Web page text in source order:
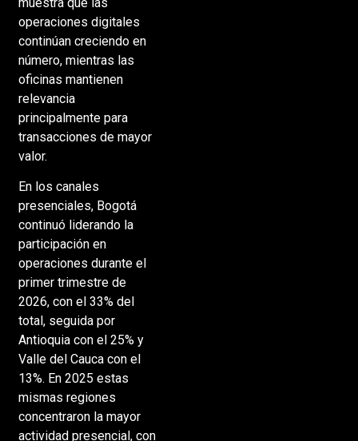
operaciones digitales
continúan creciendo en
número, mientras las
oficinas mantienen
relevancia
principalmente para
transacciones de mayor
valor.
En los canales
presenciales, Bogotá
continuó liderando la
participación en
operaciones durante el
primer trimestre de
2026, con el 33% del
total, seguida por
Antioquia con el 25% y
Valle del Cauca con el
13%. En 2025 estas
mismas regiones
concentraron la mayor
actividad presencial, con